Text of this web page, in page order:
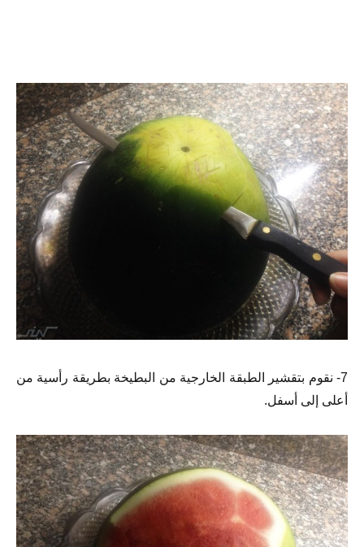
7- نقوم بتقشير الطبقة الخارجية من البطيخة بطريقة رأسية من
أعلى إلى أسفل.